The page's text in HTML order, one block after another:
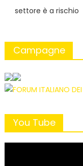
settore è a rischio
Campagne
You Tube